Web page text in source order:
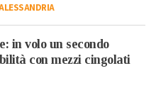
in volo un secondo
con mezzi cingolati